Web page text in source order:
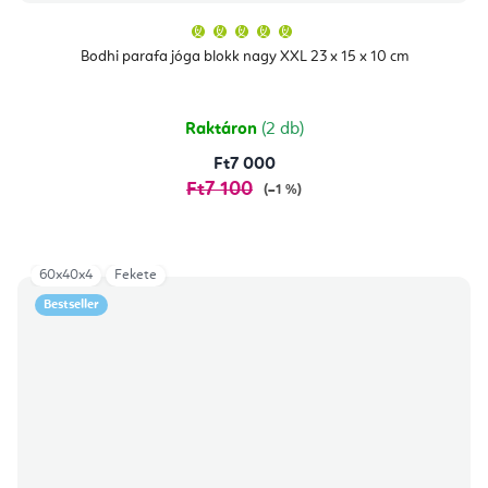
Bodhi parafa jóga blokk nagy XXL 23 x 15 x 10 cm
átlagos
értékelése
csillag.
Raktáron (2 db)
Ft7 000
Ft7 100 (–1 %)
Bestseller
60x40x4 Fekete